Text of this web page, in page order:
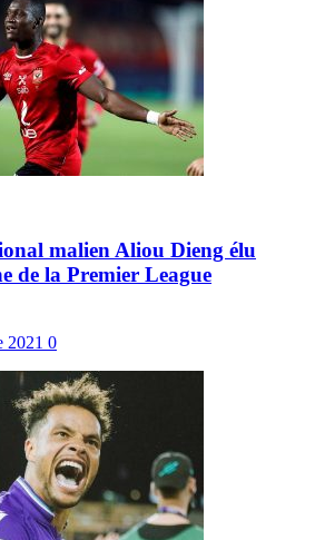
malien Aliou Dieng élu
de la Premier League
2021 0